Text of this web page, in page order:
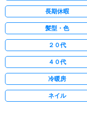
長期休暇
髪型・色
２０代
４０代
冷暖房
ネイル